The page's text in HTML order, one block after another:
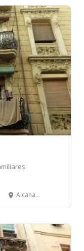
Alcanar, 3 - BARCELONA